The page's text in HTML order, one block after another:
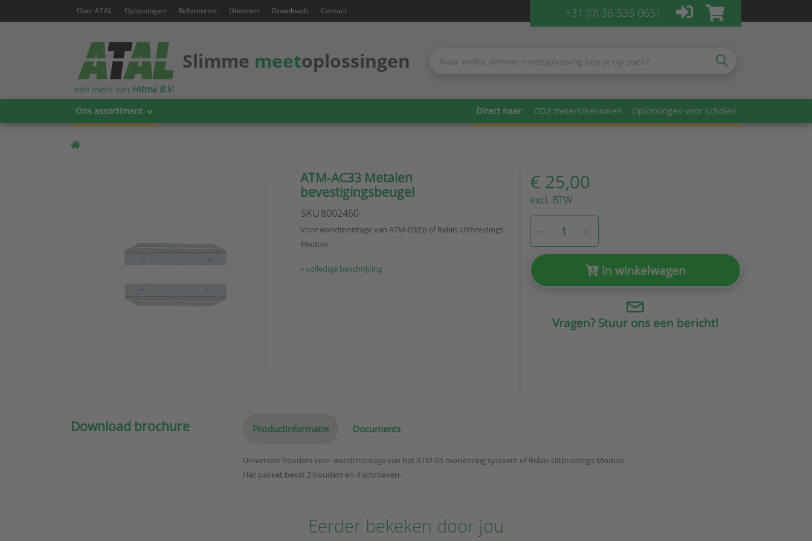
Over ATAL Oplossingen Referenties Diensten Downloads Contact +31 (0) 36 535 0651
Slimme meetoplossingen
Ons assortiment Direct naar: CO2 meters/sensoren Oplossingen voor scholen
een merk van Hitma B.V.
ATM-AC33 Metalen
bevestigingsbeugel
SKU 8002460
Voor wandmontage van ATM-05(D) of Relais Uitbreidings
Module
» volledige beschrijving
€ 25,00
excl. BTW
In winkelwagen
Vragen? Stuur ons een bericht!
Download brochure Productinformatie Documents
Universele houders voor wandmontage van het ATM-05 monitoring systeem of Relais Uitbreidings Module.
Het pakket bevat 2 houders en 4 schroeven.
Eerder bekeken door jou